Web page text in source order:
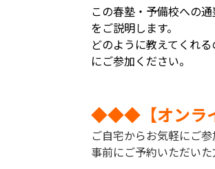
この春塾・予備校への
をご説明します。
どのように教えてくれ
にご参加ください。
◆◆◆【オンラ
ご自宅からお気軽にご参
事前にご予約いただいた